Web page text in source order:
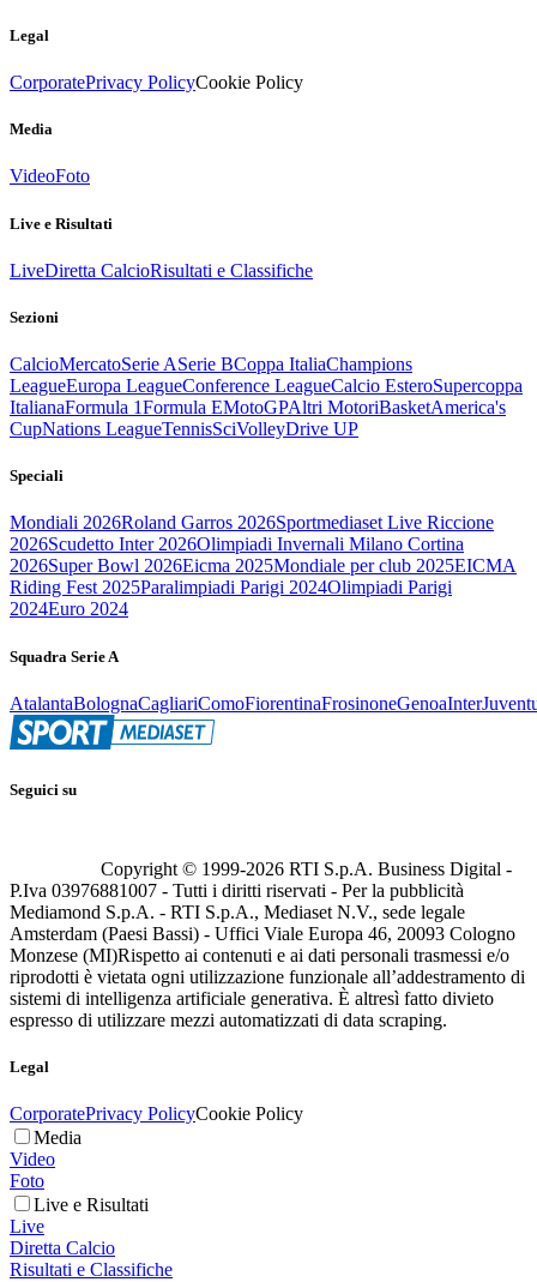
Legal
CorporatePrivacy PolicyCookie Policy
Media
VideoFoto
Live e Risultati
LiveDiretta CalcioRisultati e Classifiche
Sezioni
CalcioMercatoSerie ASerie BCoppa ItaliaChampions
LeagueEuropa LeagueConference LeagueCalcio EsteroSupercoppa
ItalianaFormula 1Formula EMotoGPAltri MotoriBasketAmerica's
CupNations LeagueTennisSciVolleyDrive UP
Speciali
Mondiali 2026Roland Garros 2026Sportmediaset Live Riccione
2026Scudetto Inter 2026Olimpiadi Invernali Milano Cortina
2026Super Bowl 2026Eicma 2025Mondiale per club 2025EICMA
Riding Fest 2025Paralimpiadi Parigi 2024Olimpiadi Parigi
2024Euro 2024
Squadra Serie A
AtalantaBolognaCagliariComoFiorentinaFrosinoneGenoaInter
Seguici su
Copyright © 1999-2026 RTI S.p.A. Business Digital -
P.Iva 03976881007 - Tutti i diritti riservati - Per la pubblicità
Mediamond S.p.A. - RTI S.p.A., Mediaset N.V., sede legale
Amsterdam (Paesi Bassi) - Uffici Viale Europa 46, 20093 Cologno
Monzese (MI)Rispetto ai contenuti e ai dati personali trasmessi e/o
riprodotti è vietata ogni utilizzazione funzionale all’addestramento di
sistemi di intelligenza artificiale generativa. È altresì fatto divieto
espresso di utilizzare mezzi automatizzati di data scraping.
Legal
CorporatePrivacy PolicyCookie Policy
Media
Video
Foto
Live e Risultati
Live
Diretta Calcio
Risultati e Classifiche